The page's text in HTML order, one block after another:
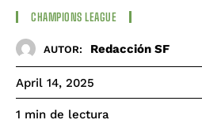
CHAMPIONS LEAGUE
AUTOR: Redacción SF
April 14, 2025
1 min de lectura